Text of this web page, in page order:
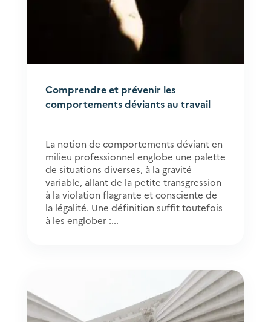
Comprendre et prévenir les
comportements déviants au travail
La notion de comportements déviant en
milieu professionnel englobe une palette
de situations diverses, à la gravité
variable, allant de la petite transgression
à la violation flagrante et consciente de
la légalité. Une définition suffit toutefois
à les englober :...